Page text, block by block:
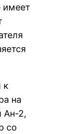
имеет
к
на
Ан-2,
со